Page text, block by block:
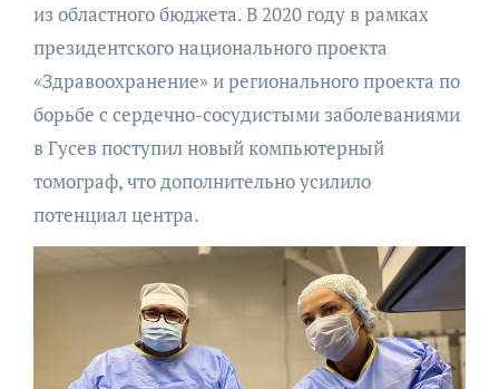
из областного бюджета. В 2020 году в рамках
президентского национального проекта
«Здравоохранение» и регионального проекта по
борьбе с сердечно-сосудистыми заболеваниями
в Гусев поступил новый компьютерный
томограф, что дополнительно усилило
потенциал центра.